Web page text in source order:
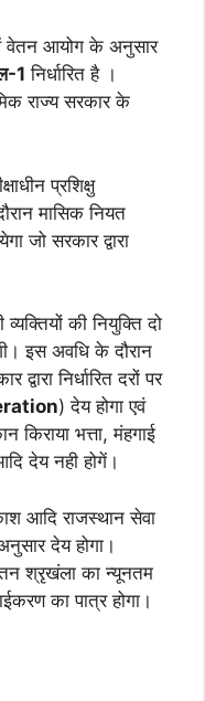
वेतन आयोग के अनुसार
1 निर्धारित है ।
राज्य सरकार के
प्रशिक्षु
मासिक नियत
जो सरकार द्वारा
व्यक्तियों की नियुक्ति दो
इस अवधि के दौरान
निर्धारित दरों पर
) देय होगा एवं
किराया भत्ता, मंहगाई
देय नही होगें।
आदि राजस्थान सेवा
देय होगा।
श्रृखंला का न्यूनतम
का पात्र होगा।